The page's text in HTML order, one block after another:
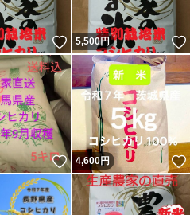
いいね！
5,500円
いいね！
4,600円